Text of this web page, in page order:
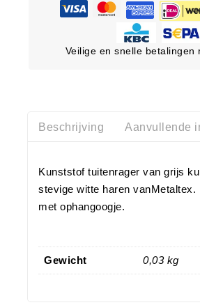
Veilige en snelle betalingen
Beschrijving Aanvullende
Kunststof tuitenrager van grijs
stevige witte haren vanMetaltex.
met ophangoogje.
Gewicht 0,03 kg